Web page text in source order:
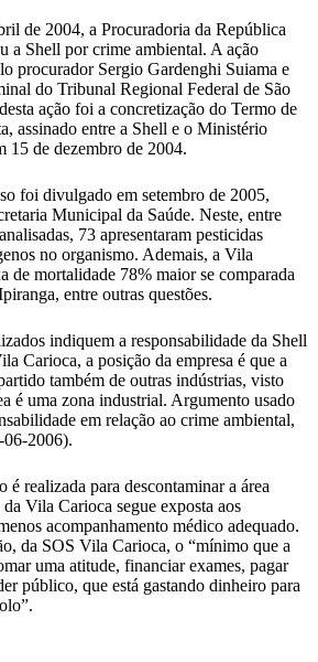
de 2004, a Procuradoria da República
a Shell por crime ambiental. A ação
procurador Sergio Gardenghi Suiama e
do Tribunal Regional Federal de São
ação foi a concretização do Termo de
assinado entre a Shell e o Ministério
15 de dezembro de 2004.
foi divulgado em setembro de 2005,
Municipal da Saúde. Neste, entre
73 apresentaram pesticidas
no organismo. Ademais, a Vila
de mortalidade 78% maior se comparada
entre outras questões.
indiquem a responsabilidade da Shell
Carioca, a posição da empresa é que a
também de outras indústrias, visto
é uma zona industrial. Argumento usado
em relação ao crime ambiental,
06-2006).
é realizada para descontaminar a área
Vila Carioca segue exposta aos
acompanhamento médico adequado.
da SOS Vila Carioca, o “mínimo que a
uma atitude, financiar exames, pagar
público, que está gastando dinheiro para